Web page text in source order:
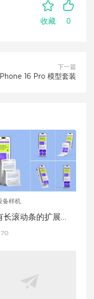
收藏 0
下一篇
16 Pro 模型套装
备样机
长滚动条的扩展型